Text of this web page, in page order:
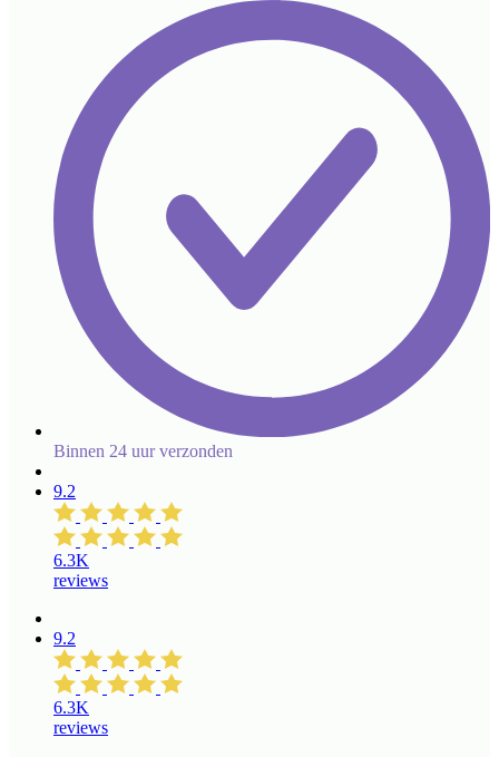
Binnen 24 uur verzonden
9.2
6.3K
reviews
9.2
6.3K
reviews